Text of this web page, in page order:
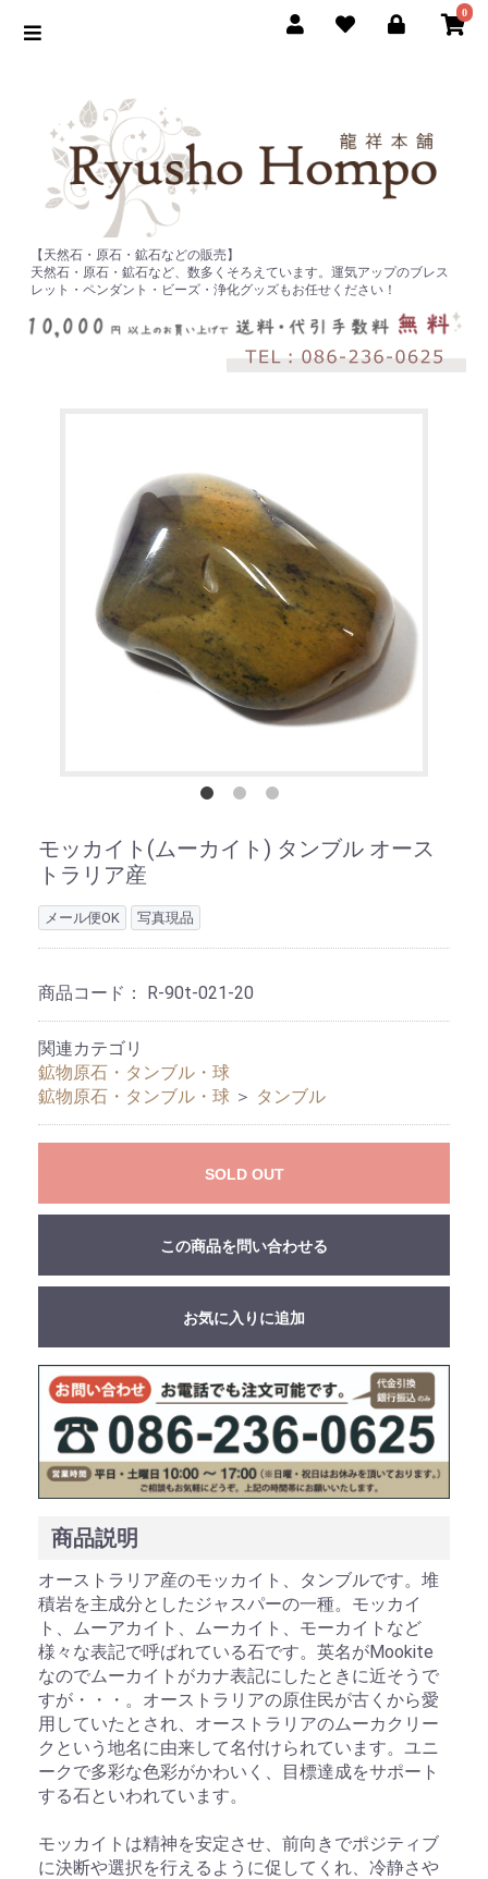
0
【天然石・原石・鉱石などの販売】
天然石・原石・鉱石など、数多くそろえています。運気アップのブレス
レット・ペンダント・ビーズ・浄化グッズもお任せください！
モッカイト(ムーカイト) タンブル オース
トラリア産
メール便OK 写真現品
商品コード： R-90t-021-20
関連カテゴリ
鉱物原石・タンブル・球
鉱物原石・タンブル・球 ＞ タンブル
SOLD OUT
この商品を問い合わせる
お買い物を続ける カートへ進む
お気に入りに追加
商品説明
オーストラリア産のモッカイト、タンブルです。堆
積岩を主成分としたジャスパーの一種。モッカイ
ト、ムーアカイト、ムーカイト、モーカイトなど
様々な表記で呼ばれている石です。英名がMookite
なのでムーカイトがカナ表記にしたときに近そうで
すが・・・。オーストラリアの原住民が古くから愛
用していたとされ、オーストラリアのムーカクリー
クという地名に由来して名付けられています。ユニ
ークで多彩な色彩がかわいく、目標達成をサポート
する石といわれています。
モッカイトは精神を安定させ、前向きでポジティブ
に決断や選択を行えるように促してくれ、冷静さや